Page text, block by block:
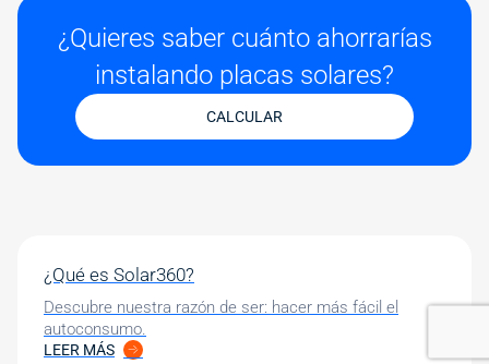
¿Quieres saber cuánto ahorrarías
instalando placas solares?
CALCULAR
¿Qué es Solar360?
Descubre nuestra razón de ser: hacer más fácil el
autoconsumo.
LEER MÁS